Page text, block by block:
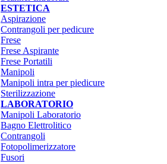
ESTETICA
Aspirazione
Contrangoli per pedicure
Frese
Frese Aspirante
Frese Portatili
Manipoli
Manipoli intra per piedicure
Sterilizzazione
LABORATORIO
Manipoli Laboratorio
Bagno Elettrolitico
Contrangoli
Fotopolimerizzatore
Fusori